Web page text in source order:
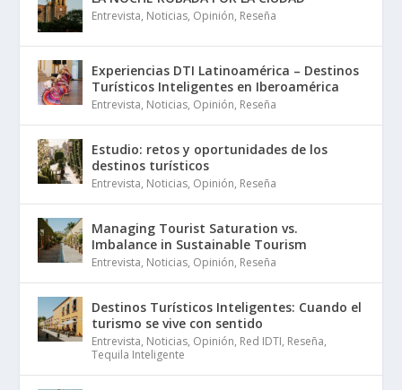
Entrevista, Noticias, Opinión, Reseña
Experiencias DTI Latinoamérica – Destinos
Turísticos Inteligentes en Iberoamérica
Entrevista, Noticias, Opinión, Reseña
Estudio: retos y oportunidades de los
destinos turísticos
Entrevista, Noticias, Opinión, Reseña
Managing Tourist Saturation vs.
Imbalance in Sustainable Tourism
Entrevista, Noticias, Opinión, Reseña
Destinos Turísticos Inteligentes: Cuando el
turismo se vive con sentido
Entrevista, Noticias, Opinión, Red IDTI, Reseña,
Tequila Inteligente